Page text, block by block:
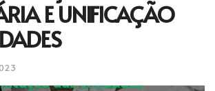
E UNIFICAÇÃO